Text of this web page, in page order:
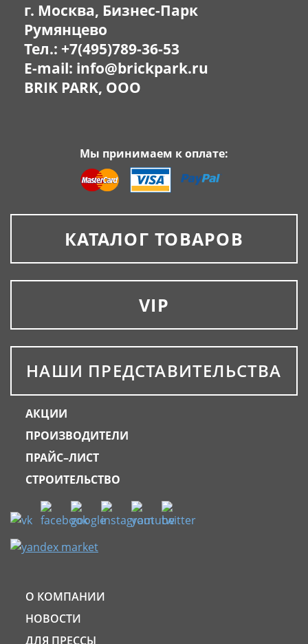
г. Москва, Бизнес-Парк
Румянцево
Тел.: +7(495)789-36-53
E-mail: info@brickpark.ru
BRIK PARK, OOO
Мы принимаем к оплате:
КАТАЛОГ ТОВАРОВ
VIP
НАШИ ПРЕДСТАВИТЕЛЬСТВА
АКЦИИ
ПРОИЗВОДИТЕЛИ
ПРАЙС–ЛИСТ
СТРОИТЕЛЬСТВО
О КОМПАНИИ
НОВОСТИ
ДЛЯ ПРЕССЫ